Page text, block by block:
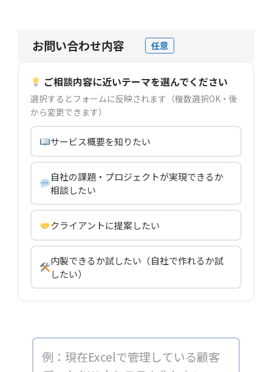
お問い合わせ内容 任意
ご相談内容に近いテーマを選んでください
選択するとフォームに反映されます（複数選択OK・後
から変更できます）
サービス概要を知りたい
自社の課題・プロジェクトが実現できるか
相談したい
クライアントに提案したい
内製できるか試したい（自社で作れるか試
したい）